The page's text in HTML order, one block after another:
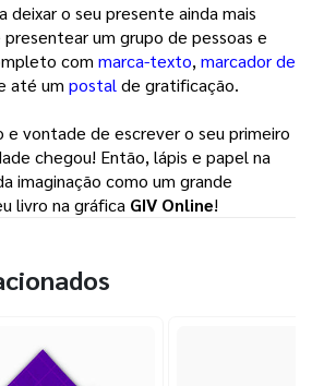
deixar o seu presente ainda mais
um grupo de pessoas e
com marca-texto, marcador de
até um postalde gratificação.
e vontade de escrever o seu primeiro
chegou! Então, lápis e papel na
imaginação como um grande
livro na gráfica GIV Online!